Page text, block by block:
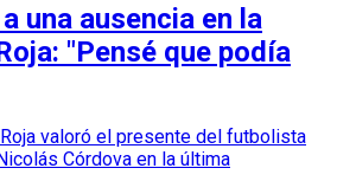
una ausencia en la
"Pensé que podía
valoró el presente del futbolista
Córdova en la última